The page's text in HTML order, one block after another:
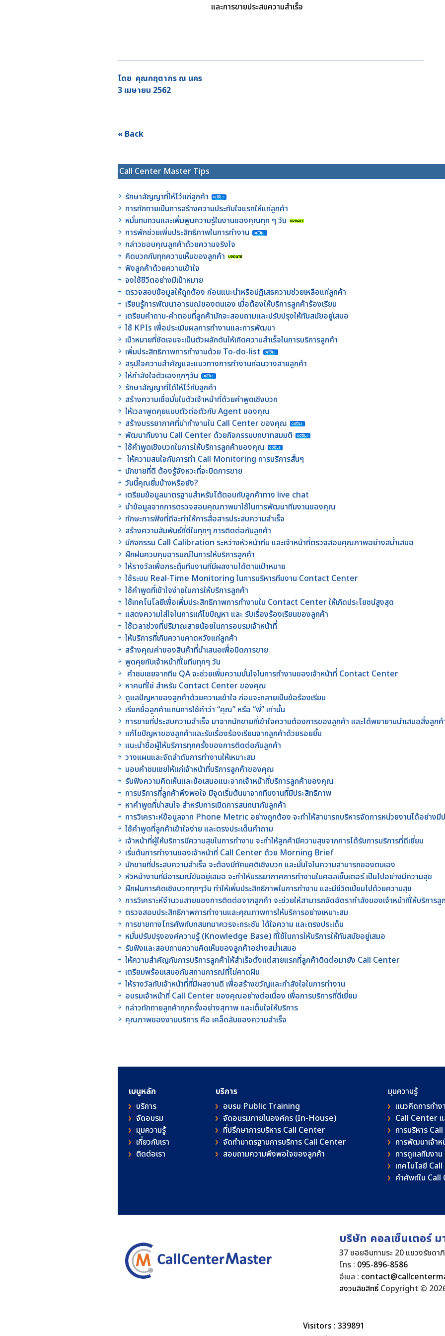
และการขายประสบความสำเร็จ
โดย คุณกฤตาภร ณ นคร
3 เมษายน 2562
« Back
Call Center Master Tips
รักษาสัญญาที่ให้ไว้แก่ลูกค้า
การทักทายเป็นการสร้างความประทับใจแรกให้แก่ลูกค้า
หมั่นทบทวนและเพิ่มพูนความรู้ในงานของคุณทุก ๆ วัน
การพักช่วยเพิ่มประสิทธิภาพในการทำงาน
กล่าวขอบคุณลูกค้าด้วยความจริงใจ
คิดบวกกับทุกความเห็นของลูกค้า
ฟังลูกค้าด้วยความเข้าใจ
จงใช้ชีวิตอย่างมีเป้าหมาย
ตรวจสอบข้อมูลให้ถูกต้อง ก่อนแนะนำหรือปฏิเสธความช่วยเหลือแก่ลูกค้า
เรียนรู้การพัฒนาอารมณ์ของตนเอง เมื่อต้องให้บริการลูกค้าร้องเรียน
เตรียมคำถาม-คำตอบที่ลูกค้ามักจะสอบถามและปรับปรุงให้ทันสมัยอยู่เสมอ
ใช้ KPIs เพื่อประเมินผลการทำงานและการพัฒนา
เป้าหมายที่ชัดเจนจะเป็นตัวผลักดันให้เกิดความสำเร็จในการบริการลูกค้า
เพิ่มประสิทธิภาพการทำงานด้วย To-do-list
สรุปใจความสำคัญและแนวทางการทำงานก่อนวางสายลูกค้า
ให้กำลังใจตัวเองทุกๆวัน
รักษาสัญญาที่ได้ให้ไว้กับลูกค้า
สร้างความเชื่อมั่นในตัวเจ้าหน้าที่ด้วยคำพูดเชิงบวก
ให้เวลาพูดคุยแบบตัวต่อตัวกับ Agent ของคุณ
สร้างบรรยากาศที่น่าทำงานใน Call Center ของคุณ
พัฒนาทีมงาน Call Center ด้วยกิจกรรมบทบาทสมมติ
ใช้คำพูดเชิงบวกในการให้บริการลูกค้าของคุณ
ให้ความสนใจกับการทำ Call Monitoring การบริการสั้นๆ
นักขายที่ดี ต้องรู้จังหวะที่จะปิดการขาย
วันนี้คุณยิ้มบ้างหรือยัง?
เตรียมข้อมูลมาตรฐานสำหรับโต้ตอบกับลูกค้าทาง live chat
นำข้อมูลจากการตรวจสอบคุณภาพมาใช้ในการพัฒนาทีมงานของคุณ
ทักษะการฟังที่ดีจะทำให้การสื่อสารประสบความสำเร็จ
สร้างความสัมพันธ์ที่ดีในทุกๆ การติดต่อกับลูกค้า
มีกิจกรรม Call Calibration ระหว่างหัวหน้าทีม และเจ้าหน้าที่ตรวจสอบคุณภาพอย่างสม่ำเสมอ
ฝึกฝนควบคุมอารมณ์ในการให้บริการลูกค้า
ให้รางวัลเพื่อกระตุ้นทีมงานที่มีผลงานได้ตามเป้าหมาย
ใช้ระบบ Real-Time Monitoring ในการบริหารทีมงาน Contact Center
ใช้คำพูดที่เข้าใจง่ายในการให้บริการลูกค้า
ใช้เทคโนโลยีเพื่อเพิ่มประสิทธิภาพการทำงานใน Contact Center ให้เกิดประโยชน์สูงสุด
แสดงความใส่ใจในการแก้ไขปัญหา และ รับเรื่องร้องเรียนของลูกค้า
ใช้เวลาช่วงที่ปริมาณสายน้อยในการอบรมเจ้าหน้าที่
ให้บริการที่เกินความคาดหวังแก่ลูกค้า
สร้างคุณค่าของสินค้าที่นำเสนอเพื่อปิดการขาย
พูดคุยกับเจ้าหน้าที่ในทีมทุกๆ วัน
คำชมเชยจากทีม QA จะช่วยเพิ่มความมั่นใจในการทำงานของเจ้าหน้าที่ Contact Center
หาคนที่ใช่ สำหรับ Contact Center ของคุณ
ดูแลปัญหาของลูกค้าด้วยความเข้าใจ ก่อนจะกลายเป็นข้อร้องเรียน
เรียกชื่อลูกค้าแทนการใช้คำว่า “คุณ” หรือ “พี่” เท่านั้น
การขายที่ประสบความสำเร็จ มาจากนักขายที่เข้าใจความต้องการของลูกค้า และได้พยายามนำเสนอสิ่งลูก
แก้ไขปัญหาของลูกค้าและรับเรื่องร้องเรียนจากลูกค้าด้วยรอยยิ้ม
แนะนำชื่อผู้ให้บริการทุกครั้งของการติดต่อกับลูกค้า
วางแผนและจัดลำดับการทำงานให้เหมาะสม
มอบคำชมเชยให้แก่เจ้าหน้าที่บริการลูกค้าของคุณ
รับฟังความคิดเห็นและข้อเสนอแนะจากเจ้าหน้าที่บริการลูกค้าของคุณ
การบริการที่ลูกค้าพึงพอใจ มีจุดเริ่มต้นมาจากทีมงานที่มีประสิทธิภาพ
หาคำพูดที่น่าสนใจ สำหรับการเปิดการสนทนากับลูกค้า
การวิเคราะห์ข้อมูลจาก Phone Metric อย่างถูกต้อง จะทำให้สามารถบริหารจัดการหน่วยงานได้อย่างมี
ใช้คำพูดที่ลูกค้าเข้าใจง่าย และตรงประเด็นคำถาม
เจ้าหน้าที่ผู้ให้บริการมีความสุขในการทำงาน จะทำให้ลูกค้ามีความสุขจากการได้รับการบริการที่ดีเยี่ยม
เริ่มต้นการทำงานของเจ้าหน้าที่ Call Center ด้วย Morning Brief
นักขายที่ประสบความสำเร็จ จะต้องมีทัศนคติเชิงบวก และมั่นใจในความสามารถของตนเอง
หัวหน้างานที่มีอารมณ์ขันอยู่เสมอ จะทำให้บรรยากาศการทำงานในคอลเซ็นเตอร์ เป็นไปอย่างมีความสุข
ฝึกฝนการคิดเชิงบวกทุกๆวัน ทำให้เพิ่มประสิทธิภาพในการทำงาน และมีชีวิตเปี่ยมไปด้วยความสุข
การวิเคราะห์จำนวนสายของการติดต่อจากลูกค้า จะช่วยให้สามารถจัดอัตรากำลังของเจ้าหน้าที่ให้บริการลู
ตรวจสอบประสิทธิภาพการทำงานและคุณภาพการให้บริการอย่างเหมาะสม
การขายทางโทรศัพท์บทสนทนาควรจะกระชับ ได้ใจความ และตรงประเด็น
หมั่นปรับปรุงองค์ความรู้ (Knowledge Base) ที่ใช้ในการให้บริการให้ทันสมัยอยู่เสมอ
รับฟังและสอบถามความคิดเห็นของลูกค้าอย่างสม่ำเสมอ
ให้ความสำคัญกับการบริการลูกค้าให้สำเร็จตั้งแต่สายแรกที่ลูกค้าติดต่อมายัง Call Center
เตรียมพร้อมเสมอกับสถานการณ์ที่ไม่คาดฝัน
ให้รางวัลกับเจ้าหน้าที่ที่มีผลงานดี เพื่อสร้างขวัญและกำลังใจในการทำงาน
อบรมเจ้าหน้าที่ Call Center ของคุณอย่างต่อเนื่อง เพื่อการบริการที่ดีเยี่ยม
กล่าวทักทายลูกค้าทุกครั้งอย่างสุภาพ และเต็มใจให้บริการ
คุณภาพของงานบริการ คือ เคล็ดลับของความสำเร็จ
เมนูหลัก
บริการ
จัดอบรม
มุมความรู้
เกี่ยวกับเรา
ติดต่อเรา
บริการ
อบรม Public Training
จัดอบรมภายในองค์กร (In-House)
ที่ปรึกษาการบริหาร Call Center
จัดทำมาตรฐานการบริการ Call Center
สอบถามความพึงพอใจของลูกค้า
มุมความรู้
แนวคิดการทำง
Call Center แ
การบริหาร
การพัฒนาเจ้าห
การดูแลทีมงาน
เทคโนโลยี
คําศัพท์ใน
บริษัท คอลเซ็นเตอร์ ม
37 ซอยอินทามระ 20 แขวงรัชดา
โทร : 095-896-8586
อีเมล :
สงวนลิขสิทธิ์Copyright ©
Visitors : 339891